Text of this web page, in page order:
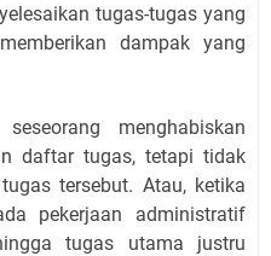
tugas-tugas yang
dampak yang
menghabiskan
daftar tugas, tetapi tidak
tersebut. Atau, ketika
pekerjaan administratif
tugas utama justru